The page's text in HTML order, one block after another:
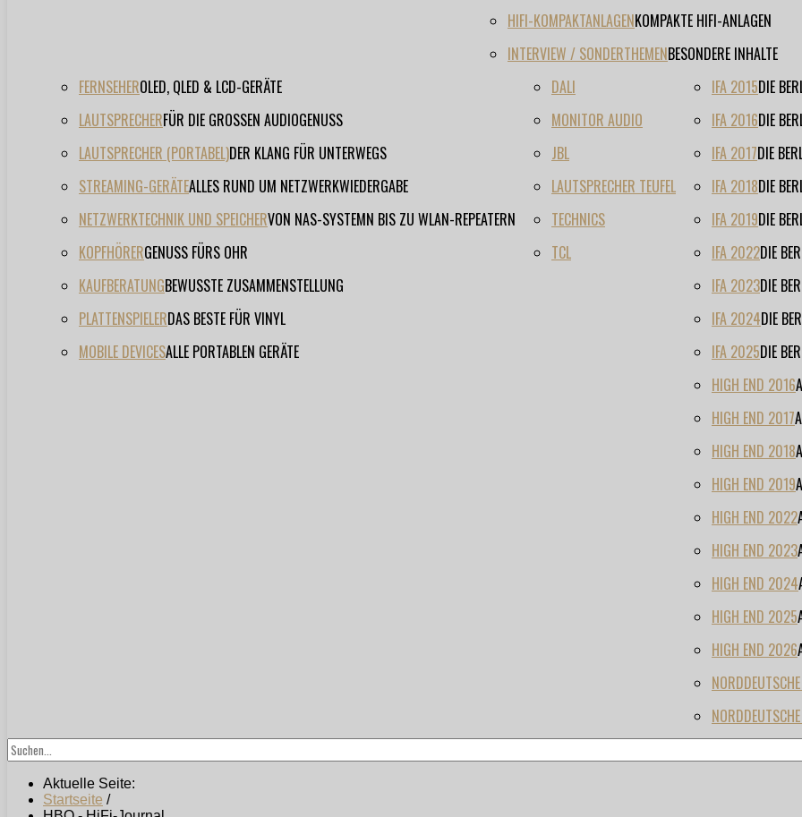
HIFI-KOMPAKTANLAGENKOMPAKTE HIFI-ANLAGEN
INTERVIEW / SONDERTHEMENBESONDERE INHALTE
FERNSEHEROLED, QLED & LCD-GERÄTE
LAUTSPRECHERFÜR DIE GROSSEN AUDIOGENUSS
LAUTSPRECHER (PORTABEL)DER KLANG FÜR UNTERWEGS
STREAMING-GERÄTEALLES RUND UM NETZWERKWIEDERGABE
NETZWERKTECHNIK UND SPEICHERVON NAS-SYSTEMN BIS ZU WLAN-REPEATERN
KOPFHÖRERGENUSS FÜRS OHR
KAUFBERATUNGBEWUSSTE ZUSAMMENSTELLUNG
PLATTENSPIELERDAS BESTE FÜR VINYL
MOBILE DEVICESALLE PORTABLEN GERÄTE
DALI
MONITOR AUDIO
JBL
LAUTSPRECHER TEUFEL
TECHNICS
TCL
IFA 2015DIE
IFA 2016DIE
IFA 2017DIE
IFA 2018DIE
IFA 2019DIE
IFA 2022DIE
IFA 2023DIE
IFA 2024DIE
IFA 2025DIE
HIGH END 2016
HIGH END 2017
HIGH END 2018
HIGH END 2019
HIGH END 2022
HIGH END 2023
HIGH END 2024
HIGH END 2025
HIGH END 2026
Aktuelle Seite:
Startseite /